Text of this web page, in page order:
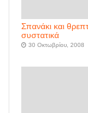
Σπανάκι και
συστατικά
30 Οκτωβρίου, 2008